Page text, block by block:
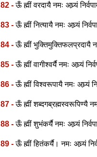
82 -ऊँ ह्मीं वरदायै नमः अघ्र्यं
83 -ऊँ ह्मीं नित्यायै नमः अघ्र्यं
84 -ऊँ ह्मीं भुक्तिमुक्तिफलप्रदायै
85 -ऊँ ह्मीं वागीश्वर्यै नमः अघ्र्यं
86 -ऊँ ह्मीं विश्वरूपायै नमः अघ्र्यं
87 -ऊँ ह्मीं शब्दगब्रह्मस्वरूपिण्यै नमः
88 -ऊँ ह्मीं शुभंकर्यै नमः अघ्र्यं
89 -ऊँ ह्मीं हितंकर्यै। नमः अघ्र्यं